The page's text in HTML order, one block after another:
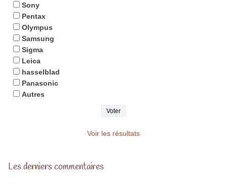
Sony
Pentax
Olympus
Samsung
Sigma
Leica
hasselblad
Panasonic
Autres
Voir les résultats
Les derniers commentaires